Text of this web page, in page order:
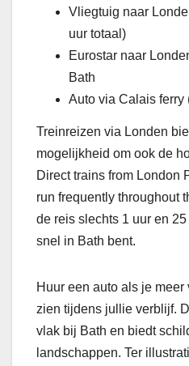
Vliegtuig naar
uur totaal)
Eurostar naar
Bath
Auto via Calais ferry
Treinreizen via Londen
mogelijkheid om ook de
Direct trains from London
run frequently throughout
de reis slechts 1 uur en
snel in Bath bent.
Huur een auto als je
zien tijdens jullie verblijf.
vlak bij Bath en biedt
landschappen. Ter